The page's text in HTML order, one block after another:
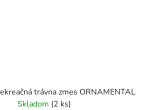
trávna zmes ORNAMENTAL
Skladom (2 ks)